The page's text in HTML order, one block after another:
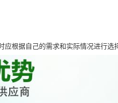
根据自己的需求和实际情况进行选